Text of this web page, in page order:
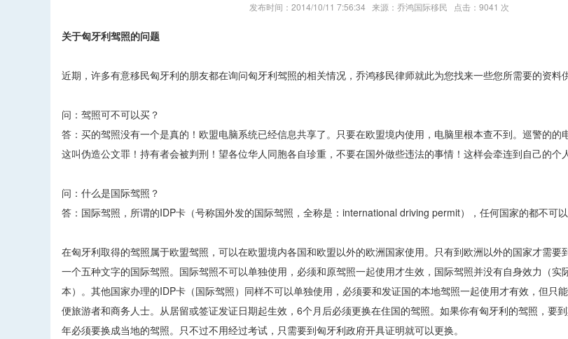
发布时间：2014/10/11 7:56:34 来源：乔鸿国际移民 点击：9041 次
关于匈牙利驾照的问题
近期，许多有意移民匈牙利的朋友都在询问匈牙利驾照的相关情况，乔鸿移民律师就此为您找来一些您所需要的资料
问：驾照可不可以买？
答：买的驾照没有一个是真的！欧盟电脑系统已经信息共享了。只要在欧盟境内使用，电脑里根本查不到。巡警的的
这叫伪造公文罪！持有者会被判刑！望各位华人同胞各自珍重，不要在国外做些违法的事情！这样会牵连到自己的个
问：什么是国际驾照？
答：国际驾照，所谓的IDP卡（号称国外发的国际驾照，全称是：international driving permit），任何国家的都不可以
在匈牙利取得的驾照属于欧盟驾照，可以在欧盟境内各国和欧盟以外的欧洲国家使用。只有到欧洲以外的国家才需要
一个五种文字的国际驾照。国际驾照不可以单独使用，必须和原驾照一起使用才生效，国际驾照并没有自身效力（实
本）。其他国家办理的IDP卡（国际驾照）同样不可以单独使用，必须要和发证国的本地驾照一起使用才有效，但只
便旅游者和商务人士。从居留或签证发证日期起生效，6个月后必须更换在住国的驾照。如果你有匈牙利的驾照，要
年必须要换成当地的驾照。只不过不用经过考试，只需要到匈牙利政府开具证明就可以更换。